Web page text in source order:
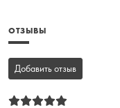
ОТЗЫВЫ
Добавить отзыв